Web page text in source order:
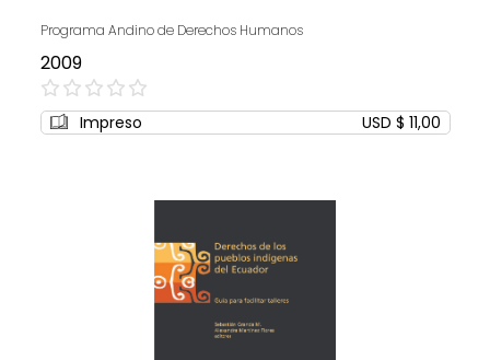
Programa Andino de Derechos Humanos
2009
0%
Impreso USD $ 11,00